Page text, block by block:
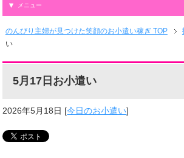
メニュー
のんびり主婦が見つけた笑顔のお小遣い稼ぎ TOP
い
5月17日お小遣い
2026年5月18日 [今日のお小遣い]